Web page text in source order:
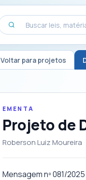
Voltar para projetos
EMENTA
Projeto de
Roberson Luiz Moureira
Mensagem nº 081/